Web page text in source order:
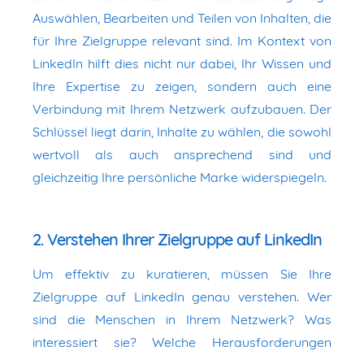
Auswählen, Bearbeiten und Teilen von Inhalten, die
für Ihre Zielgruppe relevant sind. Im Kontext von
LinkedIn hilft dies nicht nur dabei, Ihr Wissen und
Ihre Expertise zu zeigen, sondern auch eine
Verbindung mit Ihrem Netzwerk aufzubauen. Der
Schlüssel liegt darin, Inhalte zu wählen, die sowohl
wertvoll als auch ansprechend sind und
gleichzeitig Ihre persönliche Marke widerspiegeln.
2. Verstehen Ihrer Zielgruppe auf LinkedIn
Um effektiv zu kuratieren, müssen Sie Ihre
Zielgruppe auf LinkedIn genau verstehen. Wer
sind die Menschen in Ihrem Netzwerk? Was
interessiert sie? Welche Herausforderungen